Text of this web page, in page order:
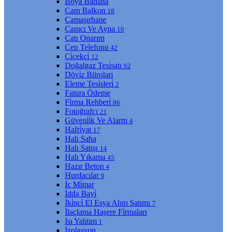
Cam Balkon 18
Çamaşırhane
Camcı Ve Ayna 10
Çatı Onarım
Cep Telefonu 42
Çi̇çekçi̇ 12
Doğalgaz Tesi̇satı 92
Dövi̇z Büroları
Eleme Tesi̇sleri̇ 2
Fatura Ödeme
Fi̇rma Rehberi̇ 86
Fotoğrafçı 21
Güvenli̇k Ve Alarm 4
Hafri̇yat 17
Halı Saha
Halı Satışı 14
Halı Yıkama 45
Hazır Beton 4
Hurdacılar 9
İç Mi̇mar
İdda Bayi̇
İki̇nci̇ El Eşya Alım Satımı 7
İlaçlama Haşere Fi̇rmaları
Isı Yalıtım 1
İzolasyon